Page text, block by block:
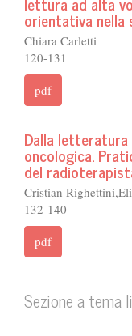
orientativa nella
Chiara Carletti
120-131
pdf
Dalla
oncologica.
del
Cristian
132-140
pdf
Sezione a tema